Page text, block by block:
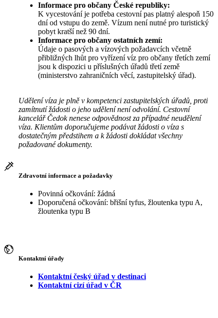
Informace pro občany České republiky:
K vycestování je potřeba cestovní pas platný alespoň 150
dní od vstupu do země. Vízum není nutné pro turistický
pobyt kratší než 90 dní.
Informace pro občany ostatních zemí:
Údaje o pasových a vízových požadavcích včetně
přibližných lhůt pro vyřízení víz pro občany třetích zemí
jsou k dispozici u příslušných úřadů třetí země
(ministerstvo zahraničních věcí, zastupitelský úřad).
Udělení víza je plně v kompetenci zastupitelských úřadů, proti
zamítnutí žádosti o jeho udělení není odvolání. Cestovní
kancelář Čedok nenese odpovědnost za případné neudělení
víza. Klientům doporučujeme podávat žádosti o víza s
dostatečným předstihem a k žádosti dokládat všechny
požadované dokumenty.
Zdravotní informace a požadavky
Povinná očkování: žádná
Doporučená očkování: břišní tyfus, žloutenka typu A,
žloutenka typu B
Kontaktní úřady
Kontaktní český úřad v destinaci
Kontaktní cizí úřad v ČR